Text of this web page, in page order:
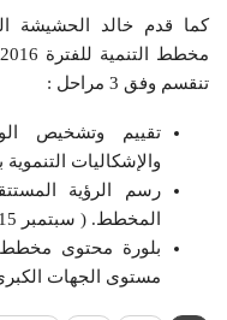
كما قدم خالد الحشيشة
تنقسم وفق 3 مراحل :
تقييم وتشخيص
والإشكاليات التنموية
رسم الرؤية
المخطط. ( سبتمبر 2015 )
بلورة محتوى مخطط
مستوى الجهات الكبرى. (